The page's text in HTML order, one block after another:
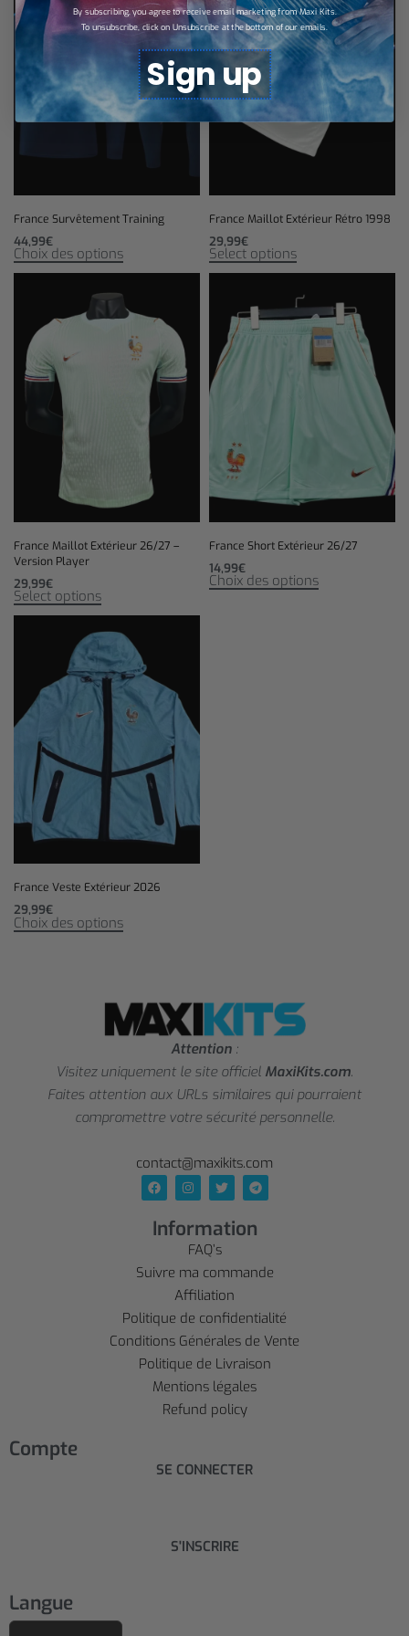
France Survêtement Training
44,99€
Choix des options
France Maillot Extérieur Rétro 1998
29,99€
Select options
France Maillot Extérieur 26/27 –
Version Player
29,99€
Select options
France Short Extérieur 26/27
14,99€
Choix des options
France Veste Extérieur 2026
29,99€
Choix des options
Attention :
Visitez uniquement le site officiel MaxiKits.com.
Faites attention aux URLs similaires qui pourraient
compromettre votre sécurité personnelle.
contact@maxikits.com
Information
FAQ’s
Suivre ma commande
Affiliation
Politique de confidentialité
Conditions Générales de Vente
Politique de Livraison
Mentions légales
Refund policy
Compte
SE CONNECTER
S'INSCRIRE
Langue
By subscribing, you agree to receive email marketing from Maxi Kits.
To unsubscribe, click on Unsubscribe at the bottom of our emails.
Sign up